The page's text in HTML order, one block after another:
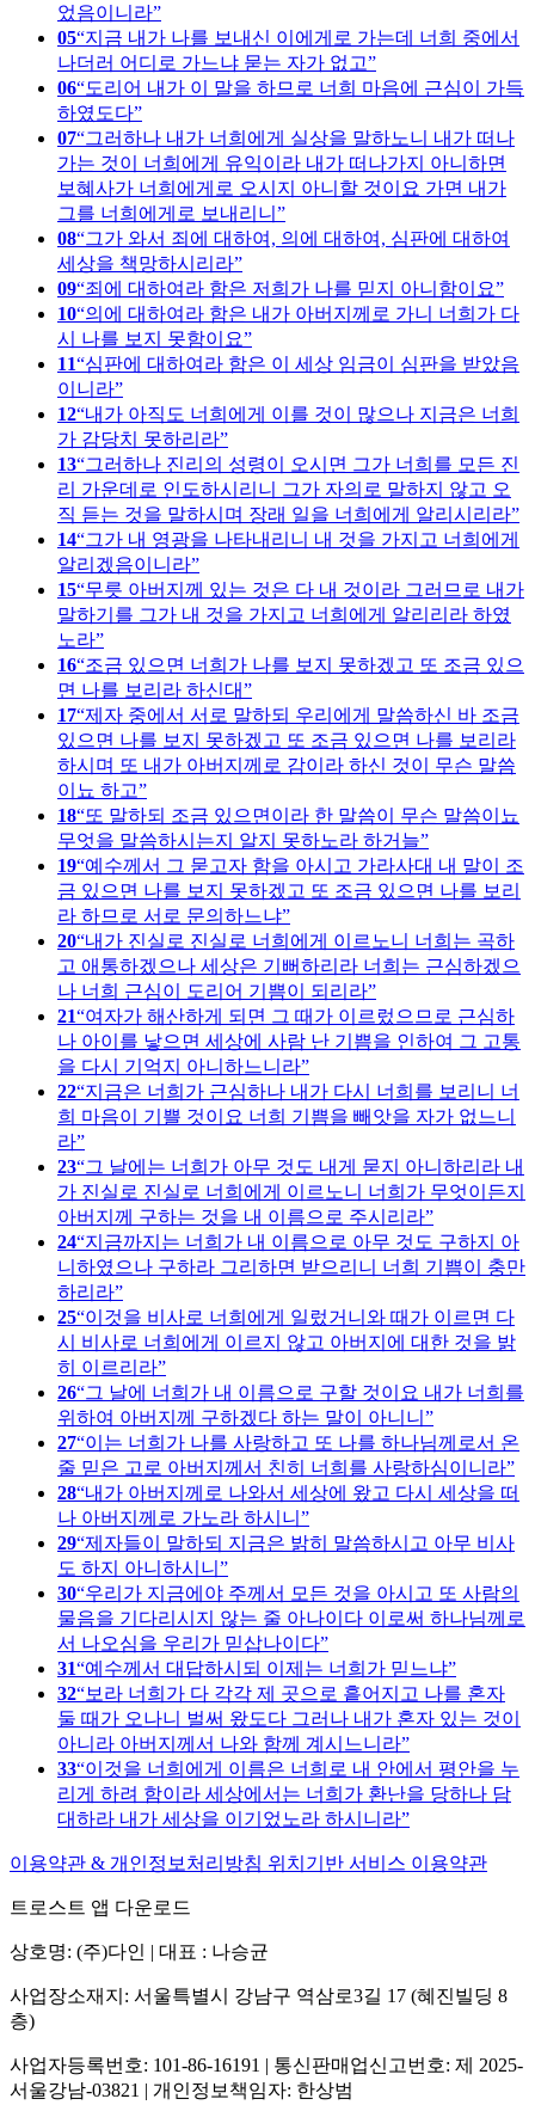
었음이니라
05 지금 내가 나를 보내신 이에게로 가는데 너희 중에서
나더러 어디로 가느냐 묻는 자가 없고
06 도리어 내가 이 말을 하므로 너희 마음에 근심이 가득
하였도다
07 그러하나 내가 너희에게 실상을 말하노니 내가 떠나
가는 것이 너희에게 유익이라 내가 떠나가지 아니하면
보혜사가 너희에게로 오시지 아니할 것이요 가면 내가
그를 너희에게로 보내리니
08 그가 와서 죄에 대하여, 의에 대하여, 심판에 대하여
세상을 책망하시리라
09 죄에 대하여라 함은 저희가 나를 믿지 아니함이요
10 의에 대하여라 함은 내가 아버지께로 가니 너희가 다
시 나를 보지 못함이요
11 심판에 대하여라 함은 이 세상 임금이 심판을 받았음
이니라
12 내가 아직도 너희에게 이를 것이 많으나 지금은 너희
가 감당치 못하리라
13 그러하나 진리의 성령이 오시면 그가 너희를 모든 진
리 가운데로 인도하시리니 그가 자의로 말하지 않고 오
직 듣는 것을 말하시며 장래 일을 너희에게 알리시리라
14 그가 내 영광을 나타내리니 내 것을 가지고 너희에게
알리겠음이니라
15 무릇 아버지께 있는 것은 다 내 것이라 그러므로 내가
말하기를 그가 내 것을 가지고 너희에게 알리리라 하였
노라
16 조금 있으면 너희가 나를 보지 못하겠고 또 조금 있으
면 나를 보리라 하신대
17 제자 중에서 서로 말하되 우리에게 말씀하신 바 조금
있으면 나를 보지 못하겠고 또 조금 있으면 나를 보리라
하시며 또 내가 아버지께로 감이라 하신 것이 무슨 말씀
이뇨 하고
18 또 말하되 조금 있으면이라 한 말씀이 무슨 말씀이뇨
무엇을 말씀하시는지 알지 못하노라 하거늘
19 예수께서 그 묻고자 함을 아시고 가라사대 내 말이 조
금 있으면 나를 보지 못하겠고 또 조금 있으면 나를 보리
라 하므로 서로 문의하느냐
20 내가 진실로 진실로 너희에게 이르노니 너희는 곡하
고 애통하겠으나 세상은 기뻐하리라 너희는 근심하겠으
나 너희 근심이 도리어 기쁨이 되리라
21 여자가 해산하게 되면 그 때가 이르렀으므로 근심하
나 아이를 낳으면 세상에 사람 난 기쁨을 인하여 그 고통
을 다시 기억지 아니하느니라
22 지금은 너희가 근심하나 내가 다시 너희를 보리니 너
희 마음이 기쁠 것이요 너희 기쁨을 빼앗을 자가 없느니
라
23 그 날에는 너희가 아무 것도 내게 묻지 아니하리라 내
가 진실로 진실로 너희에게 이르노니 너희가 무엇이든지
아버지께 구하는 것을 내 이름으로 주시리라
24 지금까지는 너희가 내 이름으로 아무 것도 구하지 아
니하였으나 구하라 그리하면 받으리니 너희 기쁨이 충만
하리라
25 이것을 비사로 너희에게 일렀거니와 때가 이르면 다
시 비사로 너희에게 이르지 않고 아버지에 대한 것을 밝
히 이르리라
26 그 날에 너희가 내 이름으로 구할 것이요 내가 너희를
위하여 아버지께 구하겠다 하는 말이 아니니
27 이는 너희가 나를 사랑하고 또 나를 하나님께로서 온
줄 믿은 고로 아버지께서 친히 너희를 사랑하심이니라
28 내가 아버지께로 나와서 세상에 왔고 다시 세상을 떠
나 아버지께로 가노라 하시니
29 제자들이 말하되 지금은 밝히 말씀하시고 아무 비사
도 하지 아니하시니
30 우리가 지금에야 주께서 모든 것을 아시고 또 사람의
물음을 기다리시지 않는 줄 아나이다 이로써 하나님께로
서 나오심을 우리가 믿삽나이다
31 예수께서 대답하시되 이제는 너희가 믿느냐
32 보라 너희가 다 각각 제 곳으로 흩어지고 나를 혼자
둘 때가 오나니 벌써 왔도다 그러나 내가 혼자 있는 것이
아니라 아버지께서 나와 함께 계시느니라
33 이것을 너희에게 이름은 너희로 내 안에서 평안을 누
리게 하려 함이라 세상에서는 너희가 환난을 당하나 담
대하라 내가 세상을 이기었노라 하시니라
이용약관 & 개인정보처리방침 위치기반 서비스 이용약관
트로스트 앱 다운로드
상호명: (주)다인 | 대표 : 나승균
사업장소재지: 서울특별시 강남구 역삼로3길 17 (혜진빌딩 8
층)
사업자등록번호: 101-86-16191 | 통신판매업신고번호: 제 2025-
서울강남-03821 | 개인정보책임자: 한상범